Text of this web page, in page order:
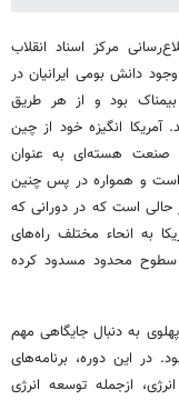
مرکز اسناد انقلاب
دانش بومی ایرانیان در
بود و از هر طریق
انگیزه خود از چین
و صنعت هسته‌ای به ‌عنوان
‌است و همواره در پس چنین
حالی است که در دورانی که
به ‌انحاء مختلف راه‌های
محدود مسدود کرده
پهلوی به‌ دنبال جایگاهی مهم
در این دوره، برنامه‌های
ازجمله توسعه انرژی